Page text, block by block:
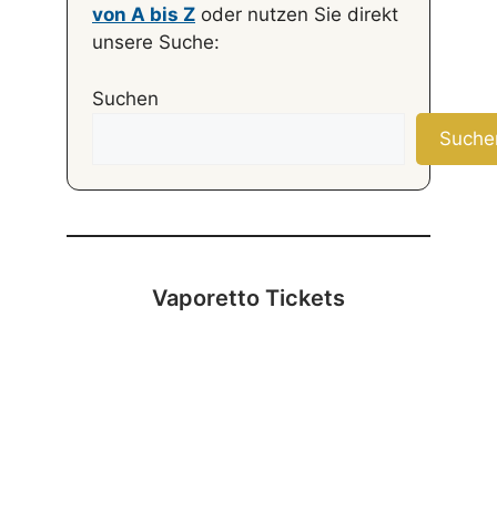
von A bis Z oder nutzen Sie direkt
unsere Suche:
Suchen
Vaporetto Tickets